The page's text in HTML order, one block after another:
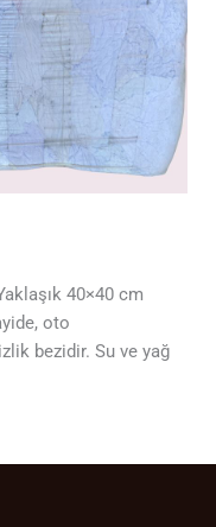
40×40 cm
oto
bezidir. Su ve yağ